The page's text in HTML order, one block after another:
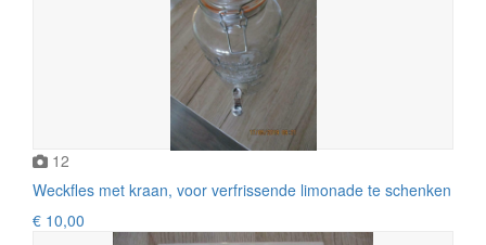
12
Weckfles met kraan, voor verfrissende limonade te schenken
€ 10,00